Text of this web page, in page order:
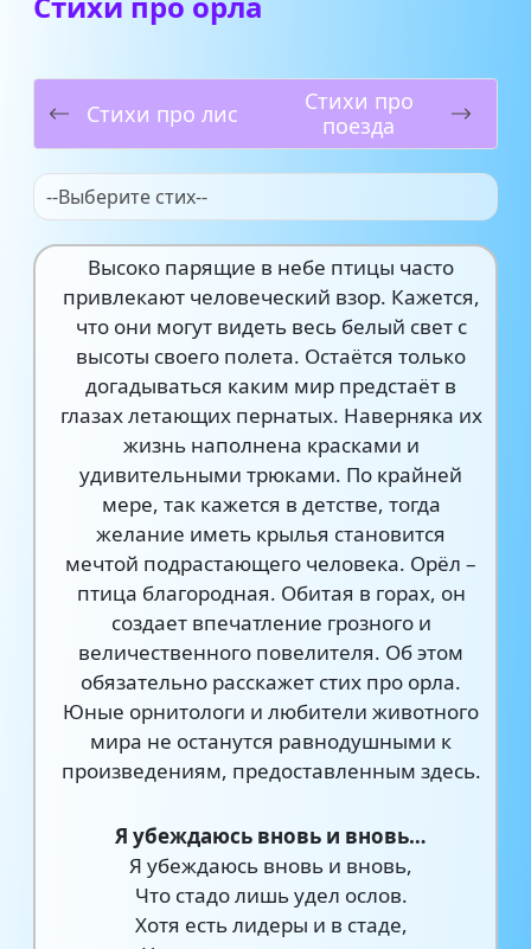
Стихи про лис
Стихи про
поезда
--Выберите стих--
Высоко парящие в небе птицы часто
привлекают человеческий взор. Кажется,
что они могут видеть весь белый свет с
высоты своего полета. Остаётся только
догадываться каким мир предстаёт в
глазах летающих пернатых. Наверняка их
жизнь наполнена красками и
удивительными трюками. По крайней
мере, так кажется в детстве, тогда
желание иметь крылья становится
мечтой подрастающего человека. Орёл –
птица благородная. Обитая в горах, он
создает впечатление грозного и
величественного повелителя. Об этом
обязательно расскажет стих про орла.
Юные орнитологи и любители животного
мира не останутся равнодушными к
произведениям, предоставленным здесь.
Я убеждаюсь вновь и вновь…
Я убеждаюсь вновь и вновь,
Что стадо лишь удел ослов.
Хотя есть лидеры и в стаде,